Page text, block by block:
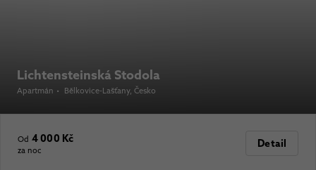
Lichtensteinská Stodola
Apartmán • Bělkovice-Lašťany, Česko
Od 4 000 Kč
za noc
Detail